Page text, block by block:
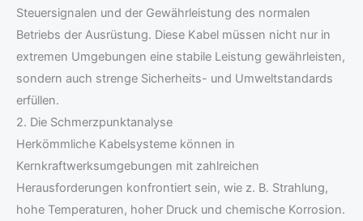
Steuersignalen und der Gewährleistung des normalen
Betriebs der Ausrüstung. Diese Kabel müssen nicht nur in
extremen Umgebungen eine stabile Leistung gewährleisten,
sondern auch strenge Sicherheits- und Umweltstandards
erfüllen.
2. Die Schmerzpunktanalyse
Herkömmliche Kabelsysteme können in
Kernkraftwerksumgebungen mit zahlreichen
Herausforderungen konfrontiert sein, wie z. B. Strahlung,
hohe Temperaturen, hoher Druck und chemische Korrosion.